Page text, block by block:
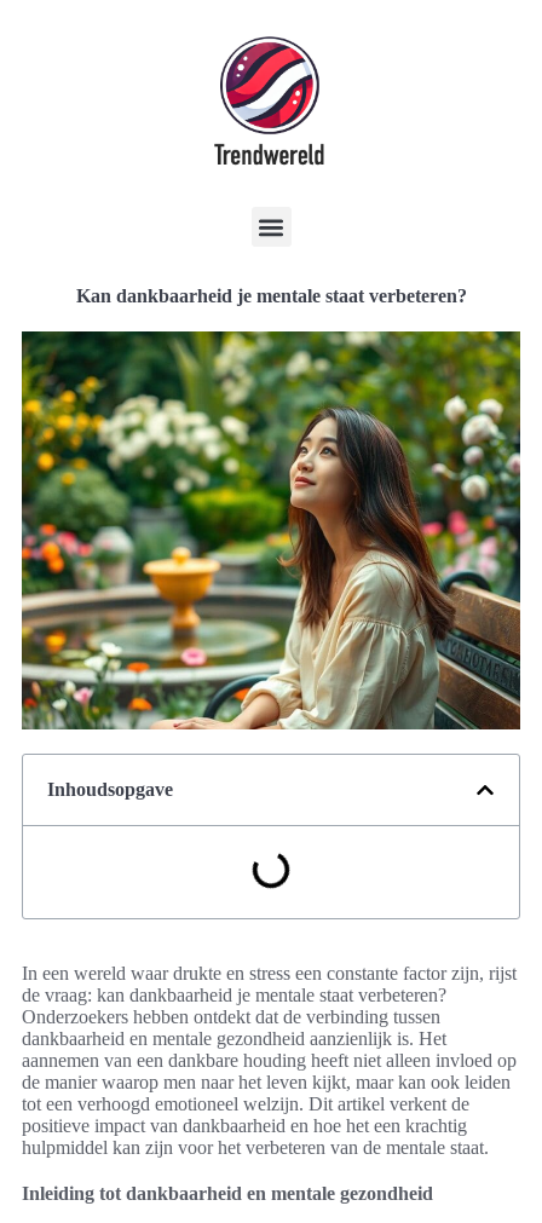
Kan dankbaarheid je mentale staat verbeteren?
Inhoudsopgave
In een wereld waar drukte en stress een constante factor zijn, rijst
de vraag: kan dankbaarheid je mentale staat verbeteren?
Onderzoekers hebben ontdekt dat de verbinding tussen
dankbaarheid en mentale gezondheid aanzienlijk is. Het
aannemen van een dankbare houding heeft niet alleen invloed op
de manier waarop men naar het leven kijkt, maar kan ook leiden
tot een verhoogd emotioneel welzijn. Dit artikel verkent de
positieve impact van dankbaarheid en hoe het een krachtig
hulpmiddel kan zijn voor het verbeteren van de mentale staat.
Inleiding tot dankbaarheid en mentale gezondheid